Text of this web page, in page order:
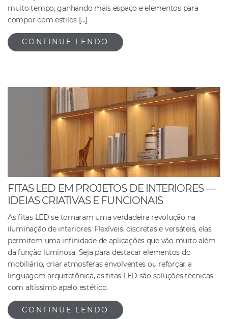
muito tempo, ganhando mais espaço e elementos para
compor com estilos […]
CONTINUE LENDO
FITAS LED EM PROJETOS DE INTERIORES —
IDEIAS CRIATIVAS E FUNCIONAIS
As fitas LED se tornaram uma verdadeira revolução na
iluminação de interiores. Flexíveis, discretas e versáteis, elas
permitem uma infinidade de aplicações que vão muito além
da função luminosa. Seja para destacar elementos do
mobiliário, criar atmosferas envolventes ou reforçar a
linguagem arquitetônica, as fitas LED são soluções técnicas
com altíssimo apelo estético.
CONTINUE LENDO